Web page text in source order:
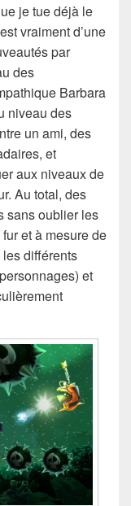
je tue déjà le
vraiment d’une
par
des
Barbara
niveau des
un ami, des
et
aux niveaux de
Au total, des
sans oublier les
et à mesure de
différents
et